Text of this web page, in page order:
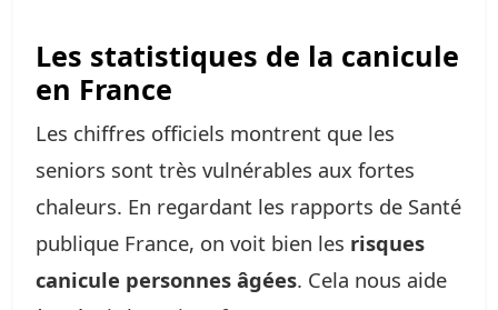
Les statistiques de la canicule
en France
Les chiffres officiels montrent que les
seniors sont très vulnérables aux fortes
chaleurs. En regardant les rapports de Santé
publique France, on voit bien les risques
canicule personnes âgées. Cela nous aide